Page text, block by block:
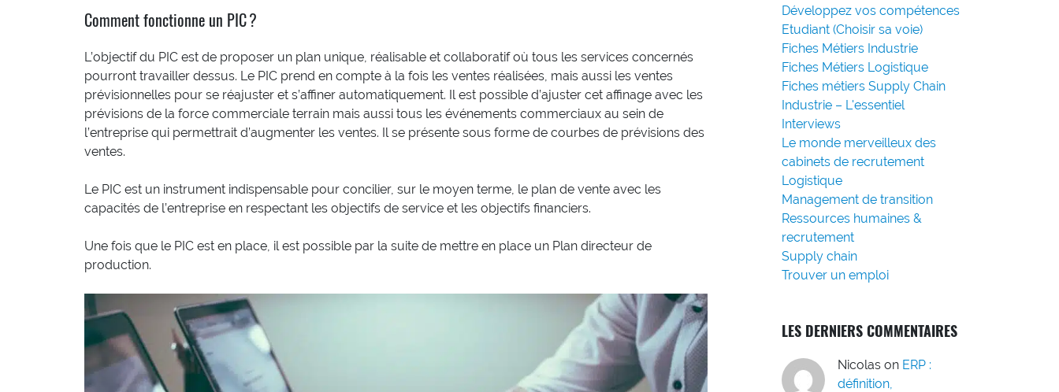
Comment fonctionne un PIC ?
L’objectif du PIC est de proposer un plan unique, réalisable et collaboratif où tous les services concernés
pourront travailler dessus. Le PIC prend en compte à la fois les ventes réalisées, mais aussi les ventes
prévisionnelles pour se réajuster et s’affiner automatiquement. Il est possible d’ajuster cet affinage avec les
prévisions de la force commerciale terrain mais aussi tous les événements commerciaux au sein de
l’entreprise qui permettrait d’augmenter les ventes. Il se présente sous forme de courbes de prévisions des
ventes.
Le PIC est un instrument indispensable pour concilier, sur le moyen terme, le plan de vente avec les
capacités de l’entreprise en respectant les objectifs de service et les objectifs financiers.
Une fois que le PIC est en place, il est possible par la suite de mettre en place un Plan directeur de
production.
Développez vos compétences
Etudiant (Choisir sa voie)
Fiches Métiers Industrie
Fiches Métiers Logistique
Fiches métiers Supply Chain
Industrie – L'essentiel
Interviews
Le monde merveilleux des
cabinets de recrutement
Logistique
Management de transition
Ressources humaines &
recrutement
Supply chain
Trouver un emploi
LES DERNIERS COMMENTAIRES
Nicolas on ERP :
définition,